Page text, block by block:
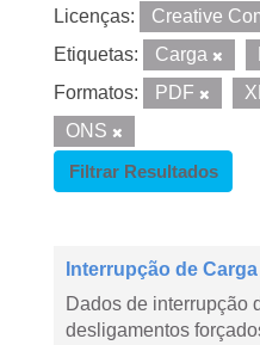
Licenças:
Creative
Etiquetas:
Carga
Formatos:
PDF
ONS
Filtrar Resultados
Interrupção de Carga
Dados de interrupção
desligamentos